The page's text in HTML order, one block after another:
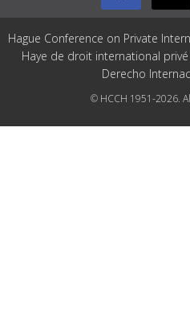
Hague Conference on Private
Haye de droit international
Derecho
© HCCH 1951-2026.